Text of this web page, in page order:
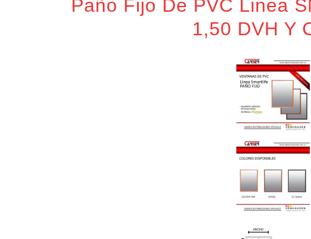
Paño Fijo De PVC Linea
1,50 DVH Y